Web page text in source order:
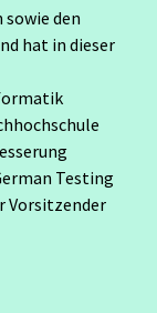
mehr über
Testing
für den
den
hat in dieser
Testing
Vorsitzender